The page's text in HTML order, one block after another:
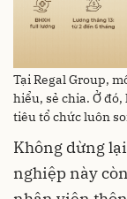
Tại Regal Group,
hiểu, sẻ chia. Ở
tiêu tổ chức luôn
Không dừng
nghiệp này